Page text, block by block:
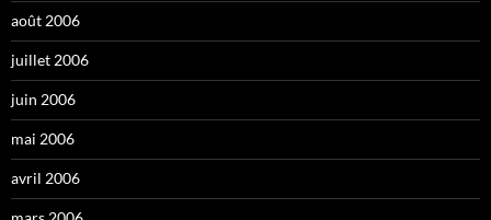
août 2006
juillet 2006
juin 2006
mai 2006
avril 2006